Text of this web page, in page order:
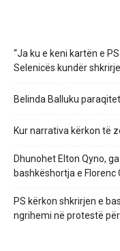
“Ja ku e keni kartën e
Selenicës kundër
Belinda Balluku
Kur narrativa kërkon të
Dhunohet Elton Qyno,
bashkëshortja e Florenc
PS kërkon shkrirjen e
ngrihemi në protestë